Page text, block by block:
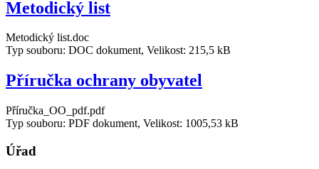
Metodický list
Metodický list.doc
Typ souboru: DOC dokument, Velikost: 215,5 kB
Příručka ochrany obyvatel
Příručka_OO_pdf.pdf
Typ souboru: PDF dokument, Velikost: 1005,53 kB
Úřad